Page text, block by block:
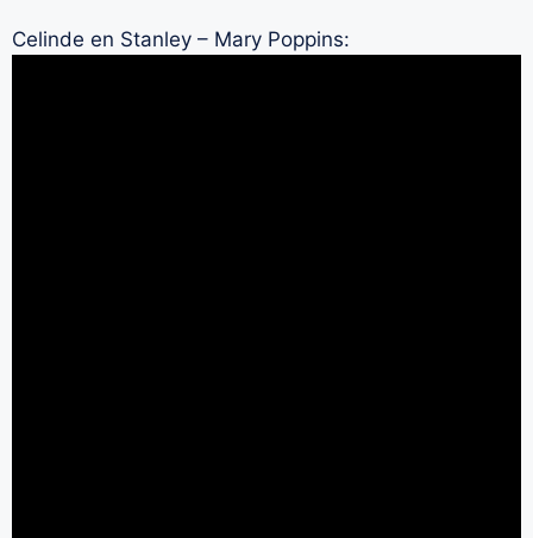
Celinde en Stanley – Mary Poppins: